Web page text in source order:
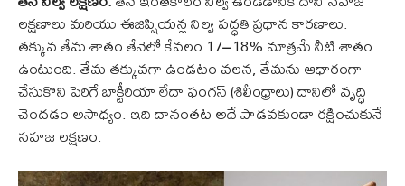
లక్షణాలు మరియు ఈజిప్షియన్ల నిల్వ పద్ధతి ప్రధాన కారణాలు.
తక్కువ తేమ శాతం తేనెలో కేవలం 17−18% మాత్రమే నీటి శాతం
ఉంటుంది. తేమ తక్కువగా ఉండటం వలన, తేమను ఆధారంగా
చేసుకొని పెరిగే బాక్టీరియా లేదా ఫంగస్ (శిలీంధ్రాలు) దానిలో వృద్ధి
చెందడం అసాధ్యం. ఇది దానంతట అదే పాడవకుండా రక్షించుకునే
సహజ లక్షణం.